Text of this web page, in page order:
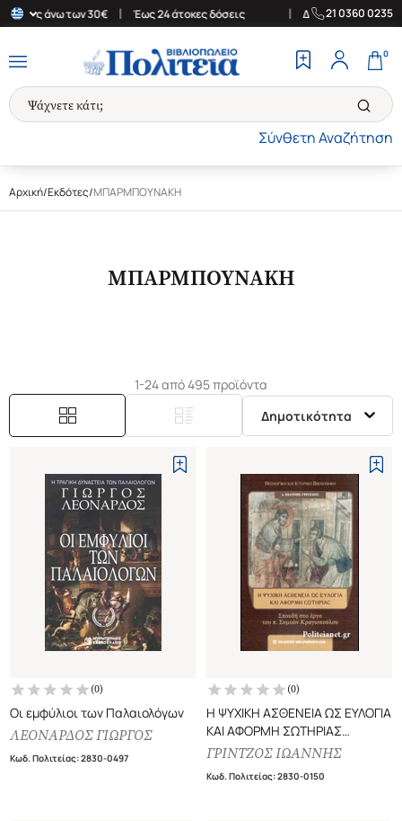
άνω των 30€ | Έως 24 άτοκες δόσεις Δωρεάν Μεταφορικά
21 0360 0235
Σύνθετη Αναζήτηση
0
Αρχική/Εκδότες/ΜΠΑΡΜΠΟΥΝΑΚΗ
ΜΠΑΡΜΠΟΥΝΑΚΗ
1-24 από 495 προϊόντα
Δημοτικότητα
(0)
Οι εμφύλιοι των Παλαιολόγων
ΛΕΟΝΑΡΔΟΣ ΓΙΩΡΓΟΣ
Κωδ. Πολιτείας:2830-0497
(0)
Η ΨΥΧΙΚΗ ΑΣΘΕΝΕΙΑ ΩΣ ΕΥΛΟΓΙΑ
ΚΑΙ ΑΦΟΡΜΗ ΣΩΤΗΡΙΑΣ
ΣΠΟΥΔΗ ΣΤΟ ΕΡΓΟ ΤΟΥ π.
ΓΡΙΝΤΖΟΣ ΙΩΑΝΝΗΣ
Κωδ. Πολιτείας:2830-0150